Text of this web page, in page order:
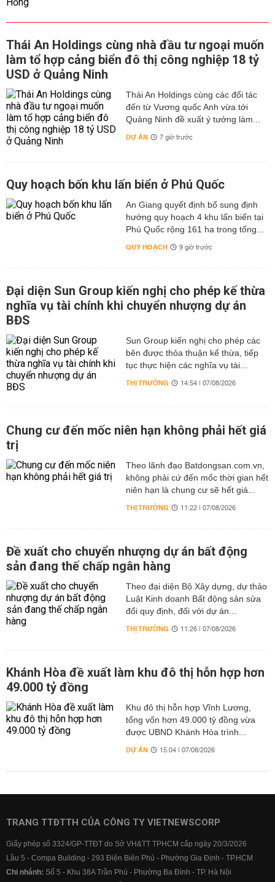
Thái An Holdings cùng nhà đầu tư ngoại muốn
làm tổ hợp cảng biển đô thị công nghiệp 18 tỷ
USD ở Quảng Ninh
Thái An Holdings cùng các đối tác
đến từ Vương quốc Anh vừa tới
Quảng Ninh đề xuất ý tưởng làm...
DỰ ÁN 7 giờ trước
Quy hoạch bốn khu lấn biển ở Phú Quốc
An Giang quyết định bổ sung định
hướng quy hoạch 4 khu lấn biển tại
Phú Quốc rộng 161 ha trong tổng...
QUY HOẠCH 9 giờ trước
Đại diện Sun Group kiến nghị cho phép kế thừa
nghĩa vụ tài chính khi chuyển nhượng dự án
BĐS
Sun Group kiến nghị cho phép các
bên được thỏa thuận kế thừa, tiếp
tục thực hiện các nghĩa vụ tài...
THỊ TRƯỜNG 14:54 | 07/08/2026
Chung cư đến mốc niên hạn không phải hết giá
trị
Theo lãnh đạo Batdongsan.com.vn,
không phải cứ đến mốc thời gian hết
niên hạn là chung cư sẽ hết giá...
THỊ TRƯỜNG 11:22 | 07/08/2026
Đề xuất cho chuyển nhượng dự án bất động
sản đang thế chấp ngân hàng
Theo đại diện Bộ Xây dựng, dự thảo
Luật Kinh doanh Bất động sản sửa
đổi quy định, đối với dự án...
THỊ TRƯỜNG 11:26 | 07/08/2026
Khánh Hòa đề xuất làm khu đô thị hỗn hợp hơn
49.000 tỷ đồng
Khu đô thị hỗn hợp Vĩnh Lương,
tổng vốn hơn 49.000 tỷ đồng vừa
được UBND Khánh Hòa trình...
DỰ ÁN 15:04 | 07/08/2026
TRANG TTĐTTH CỦA CÔNG TY VIETNEWSCORP
Giấy phép số 3324/GP-TTĐT do Sở VH&TT TPHCM cấp ngày 20/3/2026
Lầu 5 - Compa Building - 293 Điện Biên Phủ - Phường Gia Định - TP.HCM
Chi nhánh: Số 5 - Khu 38A Trần Phú - Phường Ba Đình - TP. Hà Nội